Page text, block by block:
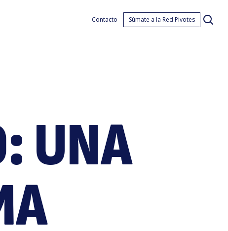
Contacto Súmate a la Red Pivotes
UNA